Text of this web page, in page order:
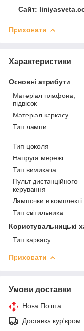
Сайт:
Приховати
Характеристики
Основні атрибути
Матеріал плафона,
підвісок
Матеріал каркасу
Тип лампи
Тип цоколя
Напруга мережі
Тип вимикача
Пульт дистанційного
керування
Лампочки в комплекті
Тип світильника
Користувальницькі
Тип каркасу
Приховати
Умови доставки
Нова Пошта
Доставка кур'єром